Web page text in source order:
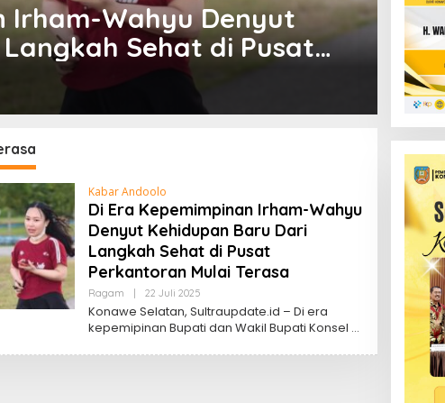
Irham-Wahyu Denyut
Sehat di Pusat
Kabar Andoolo
Di Era Kepemimpinan Irham-Wahyu
Denyut Kehidupan Baru Dari
Langkah Sehat di Pusat
Perkantoran Mulai Terasa
Ragam 22 Juli 2025Oleh
Update
Konawe Selatan, Sultraupdate.id – Di era
kepemipinan Bupati dan Wakil Bupati Konsel